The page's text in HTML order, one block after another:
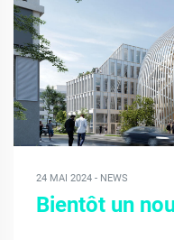
24 MAI 2024 - NEWS
Bientôt un